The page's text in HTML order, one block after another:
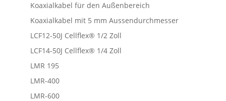
Koaxialkabel für den Außenbereich
Koaxialkabel mit 5 mm Aussendurchmesser
LCF12-50J Cellflex® 1/2 Zoll
LCF14-50J Cellflex® 1/4 Zoll
LMR 195
LMR-400
LMR-600